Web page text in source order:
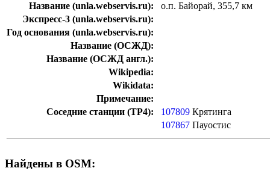
Название (unla.webservis.ru):
о.п. Байорай, 355,7 км
Экспресс-3 (unla.webservis.ru):
Год основания (unla.webservis.ru):
Название (ОСЖД):
Название (ОСЖД англ.):
Wikipedia:
Wikidata:
Примечание:
Соседние станции (ТР4):
107809 Крятинга
107867 Пауостис
Найдены в OSM: